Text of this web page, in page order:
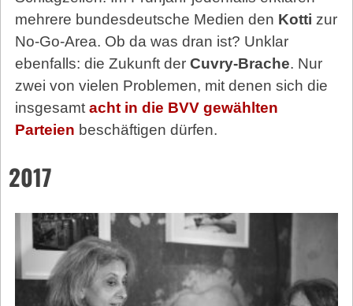
mehrere bundesdeutsche Medien den Kotti zur
No-Go-Area. Ob da was dran ist? Unklar
ebenfalls: die Zukunft der Cuvry-Brache. Nur
zwei von vielen Problemen, mit denen sich die
insgesamt acht in die BVV gewählten
Parteien beschäftigen dürfen.
2017